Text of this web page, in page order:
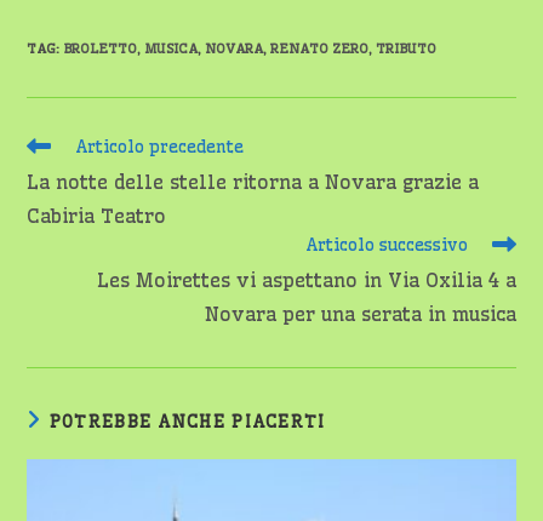
TAG: BROLETTO, MUSICA, NOVARA, RENATO ZERO, TRIBUTO
Leggi
articoli
Articolo precedente
La notte delle stelle ritorna a Novara grazie a
Cabiria Teatro
Articolo successivo
Les Moirettes vi aspettano in Via Oxilia 4 a
Novara per una serata in musica
POTREBBE ANCHE PIACERTI